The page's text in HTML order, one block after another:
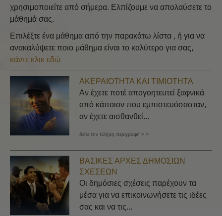
χρησιμοποιείτε από σήμερα. Ελπίζουμε να απολαύσετε το
μάθημά σας.
Επιλέξτε ένα μάθημα από την παρακάτω λίστα , ή για να
ανακαλύψετε ποιο μάθημα είναι το καλύτερο για σας,
κάντε κλικ εδώ
ΑΚΕΡΑΙΌΤΗΤΑ ΚΑΙ ΤΙΜΙΌΤΗΤΑ
Αν έχετε ποτέ απογοητευτεί ξαφνικά
από κάποιον που εμπιστευόσασταν,
αν έχετε αισθανθεί...
δείτε την πλήρη περιγραφή > >
ΒΑΣΙΚΈΣ ΑΡΧΈΣ ΔΗΜΟΣΊΩΝ
ΣΧΈΣΕΩΝ
Οι δημόσιες σχέσεις παρέχουν τα
μέσα για να επικοινωνήσετε τις ιδέες
σας και να τις...